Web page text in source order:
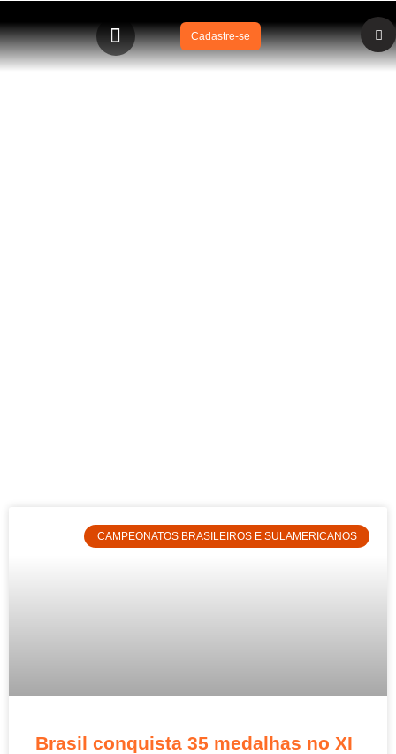
Cadastre-se
CAMPEONATOS BRASILEIROS E SULAMERICANOS
Brasil conquista 35 medalhas no XI